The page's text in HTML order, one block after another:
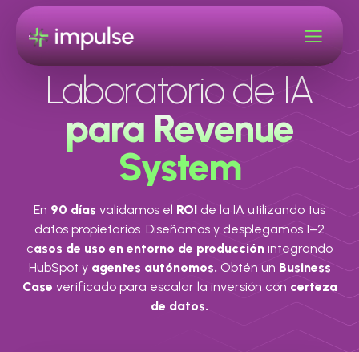
Laboratorio de IA
para Revenue
System
En 90 días validamos el ROI de la IA utilizando tus
datos propietarios. Diseñamos y desplegamos 1–2
casos de uso en entorno de producción integrando
HubSpot y agentes autónomos. Obtén un Business
Case verificado para escalar la inversión con certeza
de datos.